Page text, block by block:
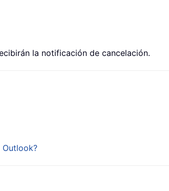
la notificación de cancelación.